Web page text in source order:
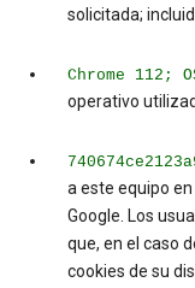
solicitada;
Chrome 112;
operativo
a este equipo
Google. Los
que, en el caso
cookies de su